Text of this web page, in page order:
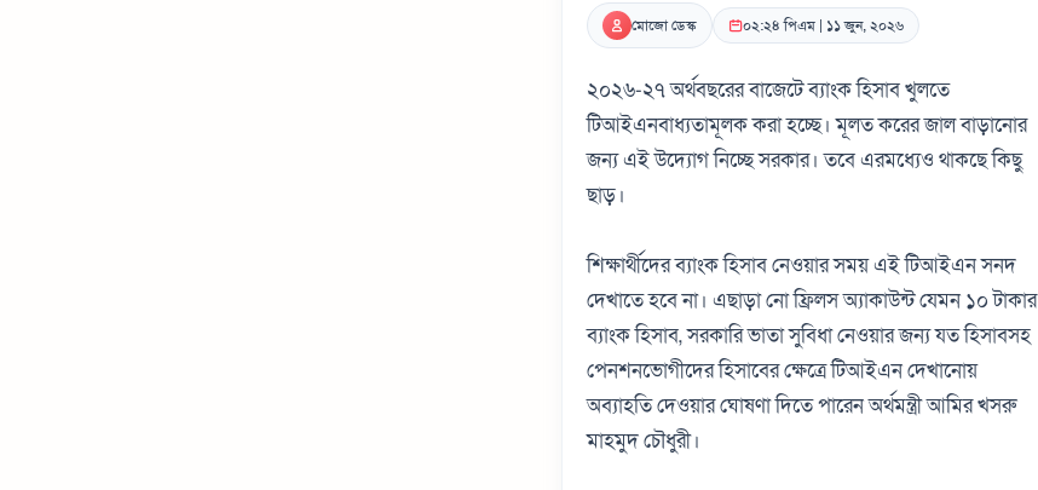
মোজো ডেস্ক ০২:২৪ পিএম | ১১ জুন, ২০২৬
২০২৬-২৭ অর্থবছরের বাজেটে ব্যাংক হিসাব খুলতে
টিআইএনবাধ্যতামূলক করা হচ্ছে। মূলত করের জাল বাড়ানোর
জন্য এই উদ্যোগ নিচ্ছে সরকার। তবে এরমধ্যেও থাকছে কিছু
ছাড়।
শিক্ষার্থীদের ব্যাংক হিসাব নেওয়ার সময় এই টিআইএন সনদ
দেখাতে হবে না। এছাড়া নো ফ্রিলস অ্যাকাউন্ট যেমন ১০ টাকার
ব্যাংক হিসাব, সরকারি ভাতা সুবিধা নেওয়ার জন্য যত হিসাবসহ
পেনশনভোগীদের হিসাবের ক্ষেত্রে টিআইএন দেখানোয়
অব্যাহতি দেওয়ার ঘোষণা দিতে পারেন অর্থমন্ত্রী আমির খসরু
মাহমুদ চৌধুরী।